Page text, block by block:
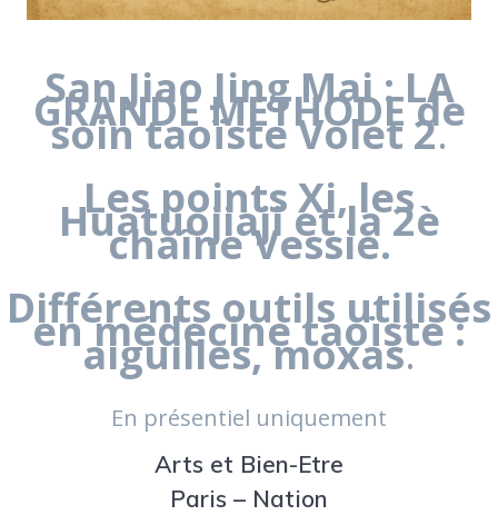
San Jiao Jing Mai : LA
GRANDE METHODE de
soin taoïste Volet 2.
Les points Xi, les
Huatuojiaji et la 2è
chaîne Vessie.
Différents outils utilisés
en médecine taoïste :
aiguilles, moxas.
En présentiel uniquement
Arts et Bien-Etre
Paris – Nation